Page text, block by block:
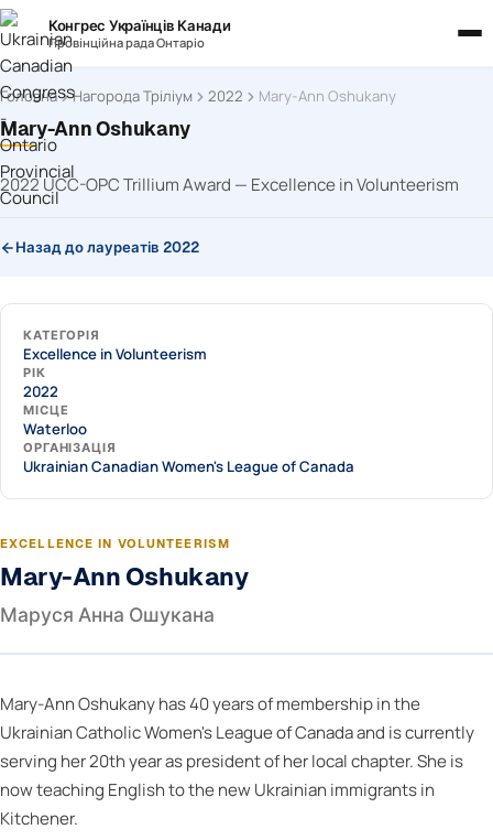
Конгрес Українців Канади
Провінційна рада Онтаріо
Головна Нагорода Тріліум 2022 Mary-Ann Oshukany
Mary-Ann Oshukany
2022 UCC-OPC Trillium Award — Excellence in Volunteerism
Назад до лауреатів 2022
КАТЕГОРІЯ
Excellence in Volunteerism
РІК
2022
МІСЦЕ
Waterloo
ОРГАНІЗАЦІЯ
Ukrainian Canadian Women's League of Canada
EXCELLENCE IN VOLUNTEERISM
Mary-Ann Oshukany
Маруся Анна Ошукана
Mary-Ann Oshukany has 40 years of membership in the
Ukrainian Catholic Women's League of Canada and is currently
serving her 20th year as president of her local chapter. She is
now teaching English to the new Ukrainian immigrants in
Kitchener.